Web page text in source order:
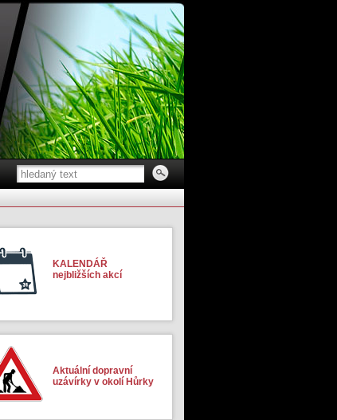
KALENDÁŘ
nejbližších akcí
Aktuální dopravní
uzávírky v okolí Hůrky